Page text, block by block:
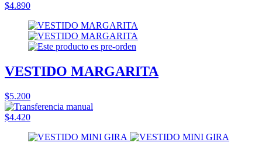
$4.890
VESTIDO MARGARITA
$5.200
$4.420